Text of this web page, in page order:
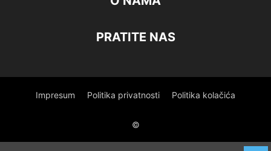
PRATITE NAS
Impresum Politika privatnosti Politika kolačića
©